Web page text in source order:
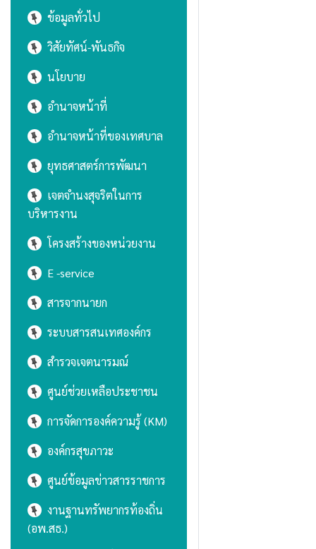
ข้อมูลทั่วไป
วิสัยทัศน์-พันธกิจ
นโยบาย
อำนาจหน้าที่
อำนาจหน้าที่ของเทศบาล
ยุทธศาสตร์การพัฒนา
เจตจำนงสุจริตในการ
บริหารงาน
โครงสร้างของหน่วยงาน
E -service
สารจากนายก
ระบบสารสนเทศองค์กร
สำรวจเจตนารมณ์
ศูนย์ช่วยเหลือประชาชน
การจัดการองค์ความรู้ (KM)
องค์กรสุขภาวะ
ศูนย์ข้อมูลข่าวสารราชการ
งานฐานทรัพยากรท้องถิ่น
(อพ.สธ.)